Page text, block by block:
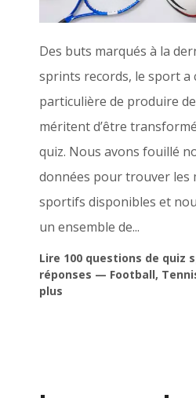
Des buts marqués à la
sprints records, le sport a
particulière de produire
méritent d’être
quiz. Nous avons fouillé
données pour trouver les
sportifs disponibles et
un ensemble de...
Lire 100 questions de quiz
réponses — Football,
plus